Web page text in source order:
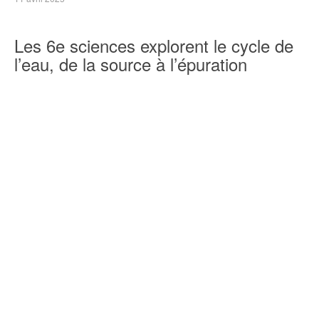
Les 6e sciences explorent le cycle de
l’eau, de la source à l’épuration